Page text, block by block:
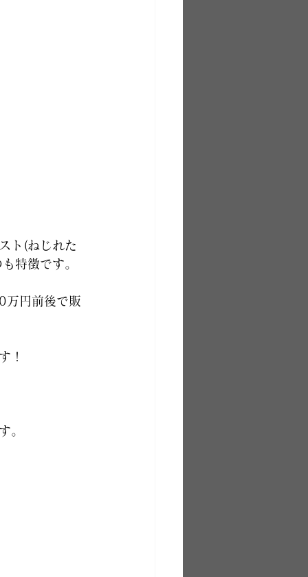
ト(ねじれた
特徴です。
万円前後で販
！
。